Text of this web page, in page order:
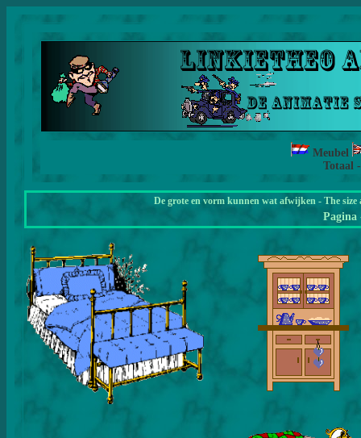
Meubel
Totaal
De grote en vorm kunnen wat afwijken - The
Pagina